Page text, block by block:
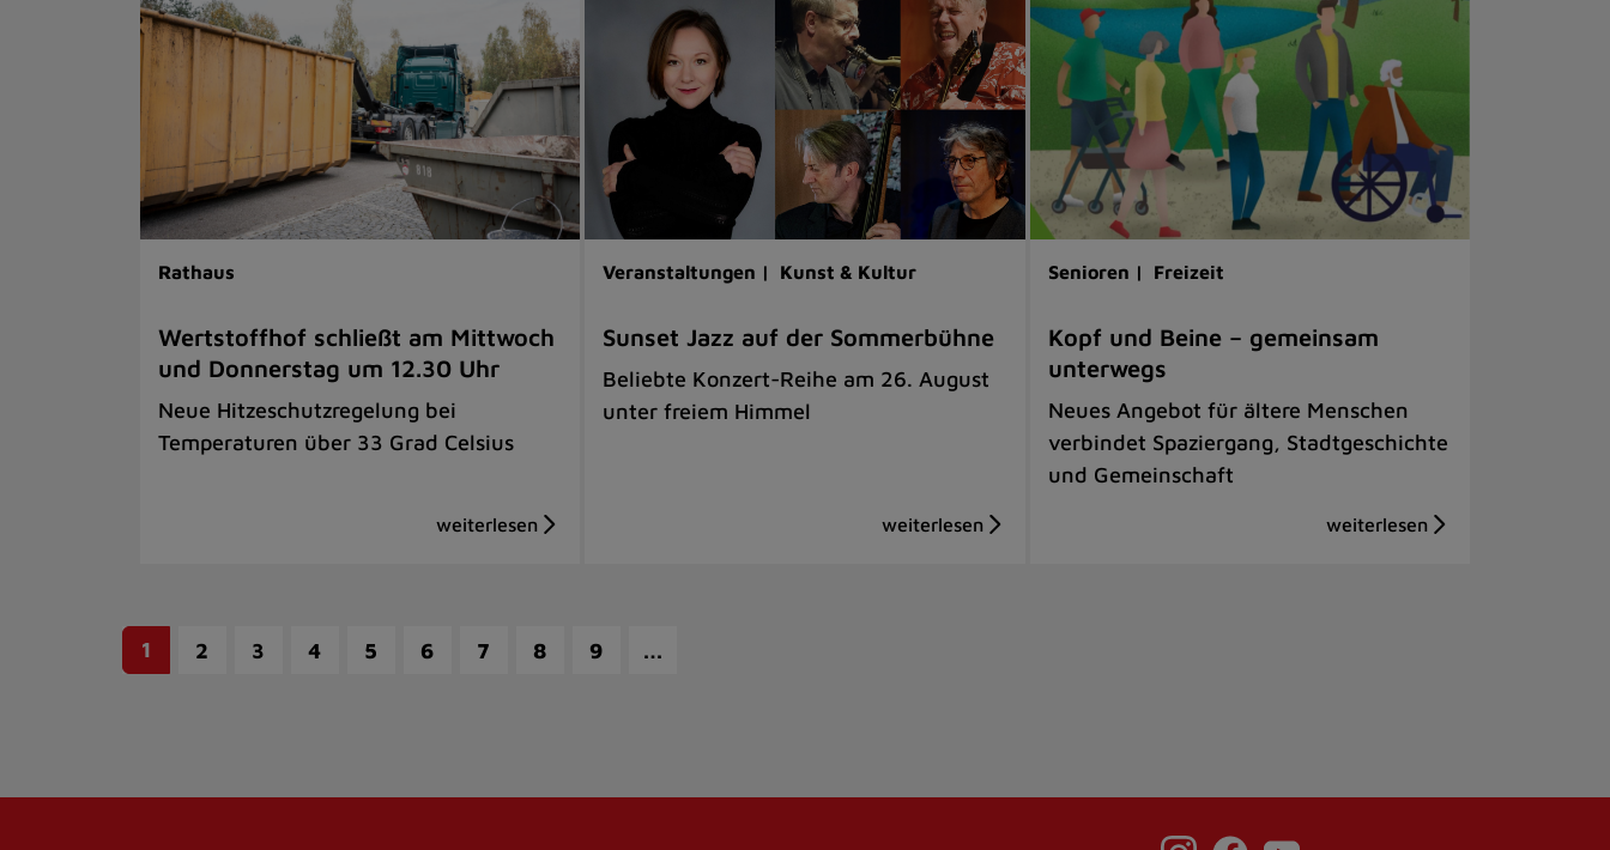
Rathaus
Wertstoffhof schließt am Mittwoch
und Donnerstag um 12.30 Uhr
Neue Hitzeschutzregelung bei
Temperaturen über 33 Grad Celsius
Veranstaltungen | Kunst & Kultur
Sunset Jazz auf der Sommerbühne
Beliebte Konzert-Reihe am 26. August
unter freiem Himmel
Senioren | Freizeit
Kopf und Beine – gemeinsam
unterwegs
Neues Angebot für ältere Menschen
verbindet Spaziergang, Stadtgeschichte
und Gemeinschaft
1 2 3 4 5 6 7 8 9 …